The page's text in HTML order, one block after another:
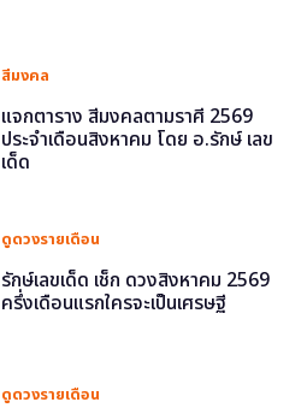
สีมงคล
แจกตาราง สีมงคลตามราศี 2569
ประจำเดือนสิงหาคม โดย อ.รักษ์ เลข
เด็ด
ดูดวงรายเดือน
รักษ์เลขเด็ด เช็ก ดวงสิงหาคม 2569
ครึ่งเดือนแรกใครจะเป็นเศรษฐี
ดูดวงรายเดือน